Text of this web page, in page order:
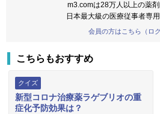
m3.comは28万人以上の薬
日本最大級の医療従事者専用
会員の方はこちら（ログ
こちらもおすすめ
クイズ
新型コロナ治療薬ラゲブリオの重
症化予防効果は？